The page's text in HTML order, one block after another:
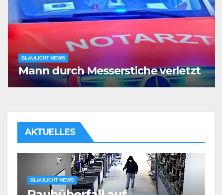
BLAULICHT NEWS
Mann durch Messerstiche verletzt
AKTUELLES
BLAULICHT NEWS